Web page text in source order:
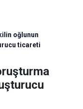
oğlunun
ticareti